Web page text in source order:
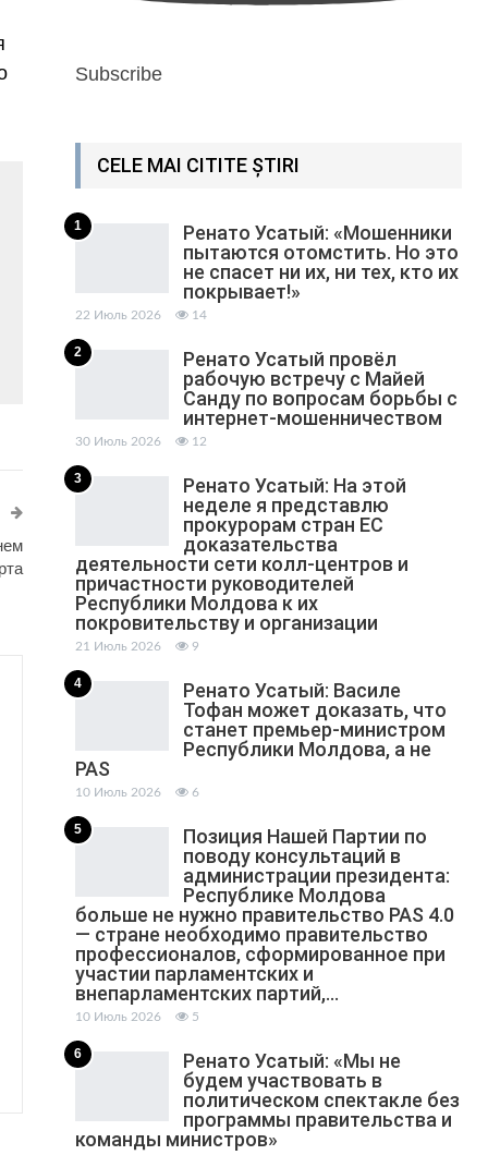
Subscribe
CELE MAI CITITE ȘTIRI
1
Ренато Усатый: «Мошенники
пытаются отомстить. Но это
не спасет ни их, ни тех, кто их
покрывает!»
22 Июль 2026 14
2
Ренато Усатый провёл
рабочую встречу с Майей
Санду по вопросам борьбы с
интернет-мошенничеством
30 Июль 2026 12
3
Ренато Усатый: На этой
неделе я представлю
прокурорам стран ЕС
доказательства
деятельности сети колл-центров и
причастности руководителей
Республики Молдова к их
покровительству и организации
21 Июль 2026 9
4
Ренато Усатый: Василе
Тофан может доказать, что
станет премьер-министром
Республики Молдова, а не
PAS
10 Июль 2026 6
5
Позиция Нашей Партии по
поводу консультаций в
администрации президента:
Республике Молдова
больше не нужно правительство PAS 4.0
— стране необходимо правительство
профессионалов, сформированное при
участии парламентских и
внепарламентских партий,…
10 Июль 2026 5
6
Ренато Усатый: «Мы не
будем участвовать в
политическом спектакле без
программы правительства и
команды министров»